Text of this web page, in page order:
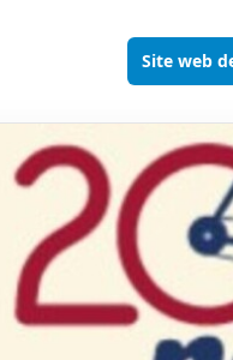
Site web